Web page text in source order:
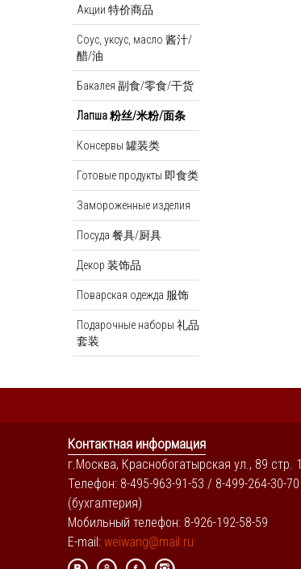
Акции 特价商品
Соус, уксус, масло 酱汁/
醋/油
Бакалея 副食/零食/干货
Лапша 粉丝/米粉/面条
Консервы 罐装类
Готовые продукты 即食类
Замороженные изделия
Посуда 餐具/厨具
Декор 装饰品
Поварская одежда 服饰
Подарочные наборы 礼品
套装
Контактная информация
г.Москва, Краснобогатырская ул., 89 стр. 1
Телефон: 8-495-963-91-53 / 8-499-264-30-70
(бухгалтерия)
Мобильный телефон: 8-926-192-58-59
E-mail: weiwang@mail.ru